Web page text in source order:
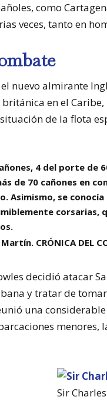
como
veces, tanto en
nuevo almirante
británica en el
de la flota
4 del porte de
de 70 cañones en
Asimismo, se
corsarias,
CRÓNICA DEL
decidió atacar
y tratar de
una
Sir